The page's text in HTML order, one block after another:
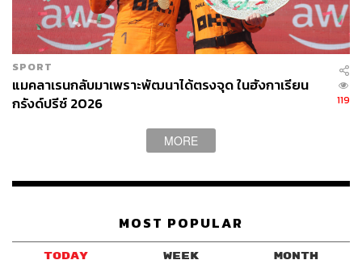
เคราะห์ยังดีที่ วิลเลียมส์ยังไม่ได้จบมือเปล่าในเรซนี้ หลังอัล
บอน ขับเข้าเส้นชัยเป็นอันดับที่ 8 เก็บเพิ่มได้ 4 คะแนน รวม
เป็น 5 แต้ม และเมื่อรวมกับคะแนนเดิมของ ไซนซ์ ทำให้ตอน
นี้ วิลเลียมส์ มีเกิน 2 หลักที่ 11 แต้มแล้ว
ขณะที่ผู้นำในตารางคะแนนประเภททีมผู้ผลิตก็แน่นอนว่ายัง
เป็น เมอร์ซีเดสที่นำโด่งที่ 244 แต้ม จากการแข่งขันเพียง 6
เรซ ซึ่งในทุกสนามที่ผ่านมา รถของพวกเขาจะจบอันดับ 1
แมคลาเรน ตามมาเป็นที่ 3 ด้วยคะแนน 118 คะแนน และ
เรดบูลล์มี 72 คะแนนตามลำดับ
SPORT
แมคลาเรนกลับมาเพราะพัฒนาได้ตรงจุด ในฮังกาเรียน
กรังด์ปรีซ์ 2026
119
MORE
MOST POPULAR
TODAY WEEK MONTH